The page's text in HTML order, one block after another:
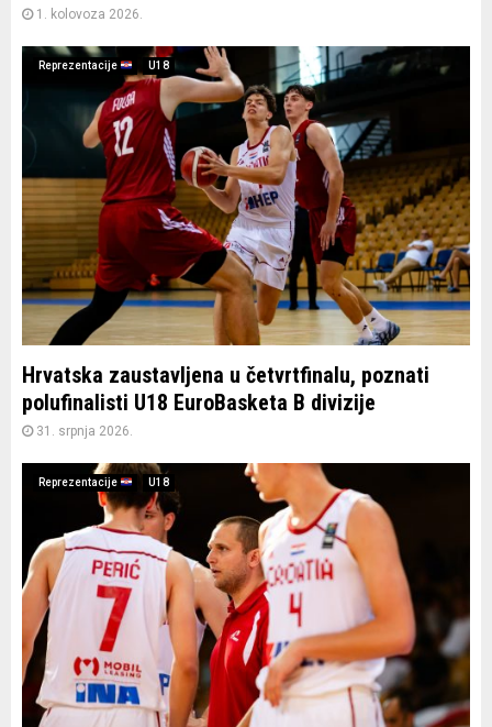
1. kolovoza 2026.
Reprezentacije U18
Hrvatska zaustavljena u četvrtfinalu, poznati
polufinalisti U18 EuroBasketa B divizije
31. srpnja 2026.
Reprezentacije U18